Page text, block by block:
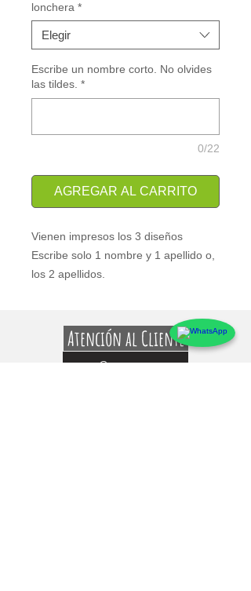
lonchera *
Elegir
Escribe un nombre corto. No olvides
las tildes. *
0/22
AGREGAR AL CARRITO
Vienen impresos los 3 diseños
Escribe solo 1 nombre y 1 apellido o,
los 2 apellidos.
Atención al Cliente
Contacto